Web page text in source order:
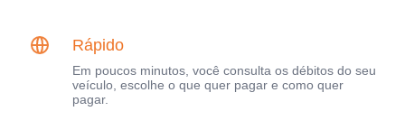
Rápido
Em poucos minutos, você consulta os débitos do seu
veículo, escolhe o que quer pagar e como quer
pagar.